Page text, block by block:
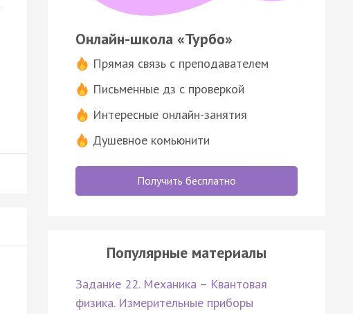
Онлайн-школа «Турбо»
Прямая связь с преподавателем
Письменные дз с проверкой
Интересные онлайн-занятия
Душевное комьюнити
Получить бесплатно
Популярные материалы
Задание 22. Механика – Квантовая
физика. Измерительные приборы